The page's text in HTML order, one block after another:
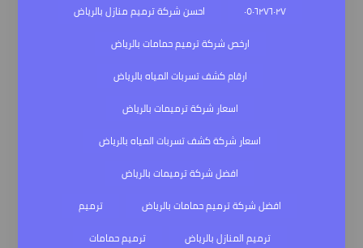
٠٥٠٦٢٧٦٠٢٧
احسن شركة ترميم منازل بالرياض
ارخص شركة ترميم حمامات بالرياض
ارقام كشف تسربات المياه بالرياض
اسعار شركة ترميمات بالرياض
اسعار شركة كشف تسربات المياه بالرياض
افضل شركة ترميمات بالرياض
افضل شركة ترميم حمامات بالرياض
ترميم
ترميم المنازل بالرياض
ترميم حمامات